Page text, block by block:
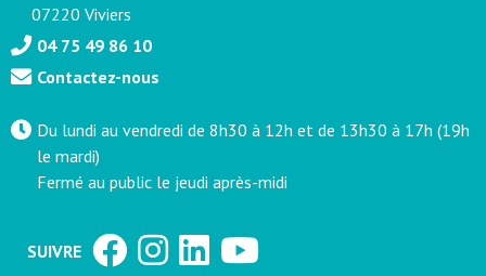
07220 Viviers
04 75 49 86 10
Contactez-nous
Du lundi au vendredi de 8h30 à 12h et de 13h30 à 17h (19h
le mardi)
Fermé au public le jeudi après-midi
SUIVRE